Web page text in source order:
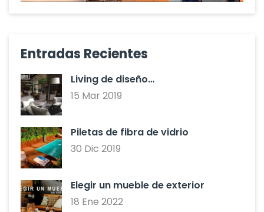
Entradas Recientes
Living de diseño…
15 Mar 2019
Piletas de fibra de vidrio
30 Dic 2019
Elegir un mueble de exterior
18 Ene 2022